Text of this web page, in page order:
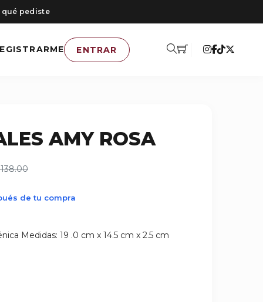
pediste
ENTRAR
AMY ROSA
de tu compra
Medidas: 19 .0 cm x 14.5 cm x 2.5 cm